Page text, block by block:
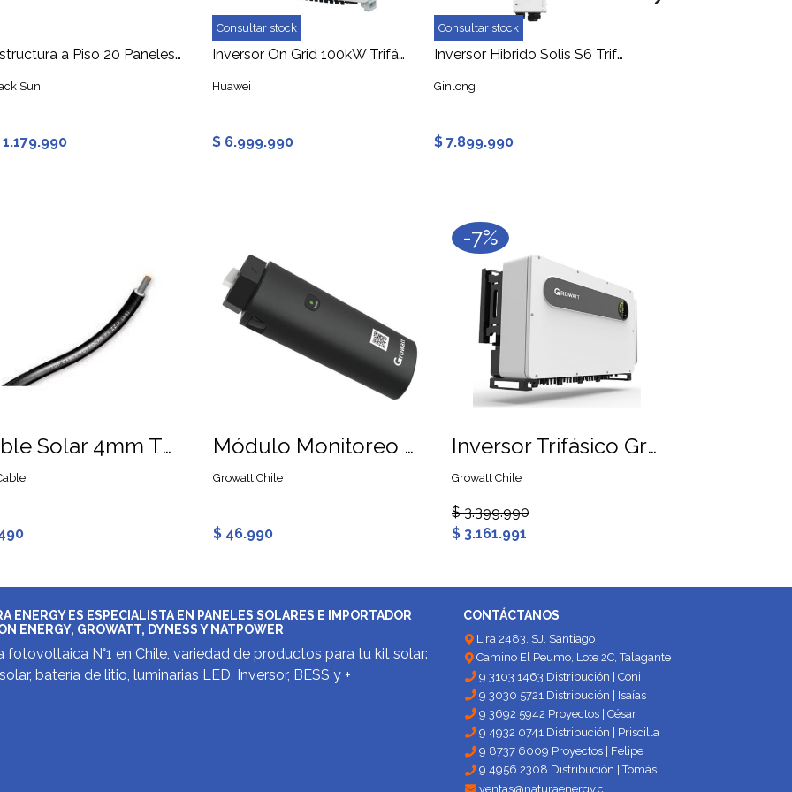
Estructura a Piso 20 Paneles Solares 2x10
Sun
Consultar stock
Inversor On Grid 100kW Trifásico Huawei SUN2000-100KTL
Huawei
$ 6.999.990
Consultar stock
Inversor Hibrido Solis S6 Trifásico 50kW, Batería: 150-850V, PV:1000V Max.
Ginlong
$ 7.899.990
Cable Solar 4mm TOPSOLAR ZZ-F Negro Módulo Monitoreo Growatt WiFi-X
Growatt Chile
$ 46.990
-7%
Inversor Trifásico Growatt MAX 50KTL3 LV AFCI
Growatt Chile
$ 3.399.990
$ 3.161.991
ENERGY ES ESPECIALISTA EN PANELES SOLARES E IMPORTADOR
ENERGY, GROWATT, DYNESS Y NATPOWER
fotovoltaica N°1 en Chile, variedad de productos para tu kit solar:
batería de litio, luminarias LED, Inversor, BESS y +
CONTÁCTANOS
Lira 2483, SJ, Santiago
Camino El Peumo, Lote 2C, Talagante
9 3103 1463 Distribución | Coni
9 3030 5721 Distribución | Isaías
9 3692 5942 Proyectos | César
9 4932 0741 Distribución | Priscilla
9 8737 6009 Proyectos | Felipe
9 4956 2308 Distribución | Tomás
ventas@naturaenergy.cl